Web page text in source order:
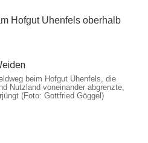
Hofgut Uhenfels oberhalb
beim Hofgut Uhenfels, die
Nutzland voneinander abgrenzte,
(Foto: Gottfried Göggel)